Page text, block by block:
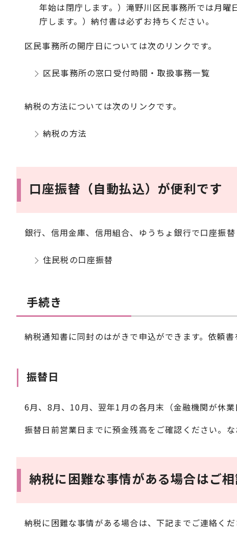
年始は閉庁します。）滝野川区民事務所では月
庁します。）納付書は必ずお持ちください。
区民事務所の開庁日については次のリンクです。
区民事務所の窓口受付時間・取扱事務一覧
納税の方法については次のリンクです。
納税の方法
口座振替（自動払込）が便利です
銀行、信用金庫、信用組合、ゆうちょ銀行で口座振
住民税の口座振替
手続き
納税通知書に同封のはがきで申込ができます。依頼
振替日
6月、8月、10月、翌年1月の各月末（金融機関が休業
振替日前営業日までに預金残高をご確認ください。
納税に困難な事情がある場合はご
納税に困難な事情がある場合は、下記までご連絡くだ